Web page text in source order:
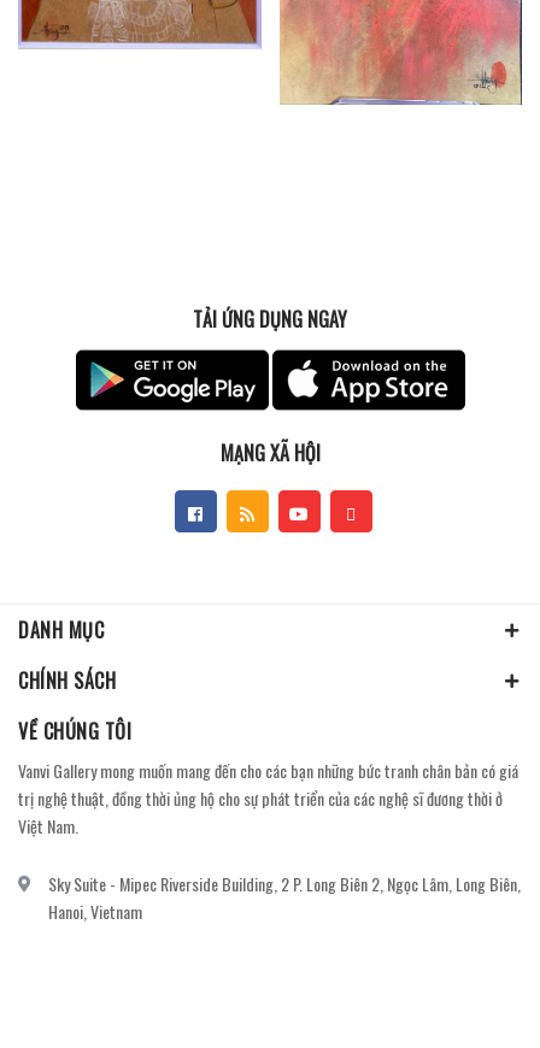
TẢI ỨNG DỤNG NGAY
MẠNG XÃ HỘI
DANH MỤC
CHÍNH SÁCH
VỀ CHÚNG TÔI
Vanvi Gallery mong muốn mang đến cho các bạn những bức tranh chân bản có giá
trị nghệ thuật, đồng thời ủng hộ cho sự phát triển của các nghệ sĩ đương thời ở
Việt Nam.
Sky Suite - Mipec Riverside Building, 2 P. Long Biên 2, Ngọc Lâm, Long Biên,
Hanoi, Vietnam